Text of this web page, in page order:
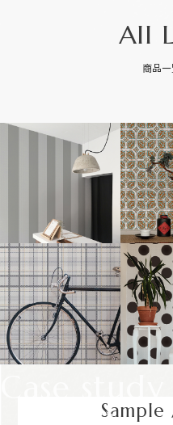
All
商品